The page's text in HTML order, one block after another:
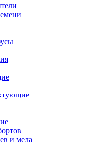
и мела